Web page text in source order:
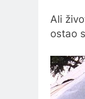
Ali
ostao